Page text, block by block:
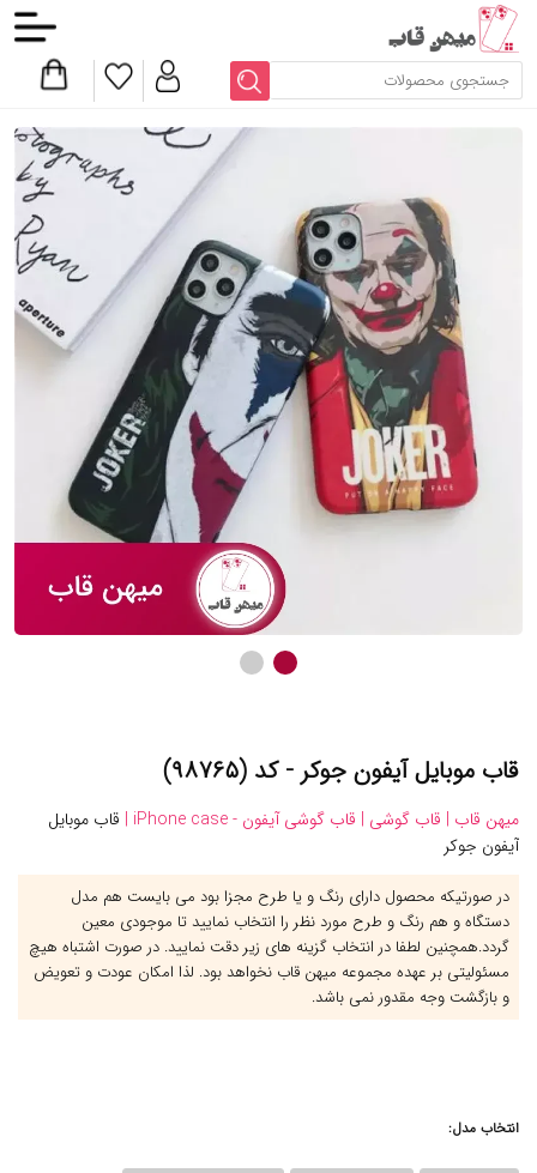
قاب موبایل آیفون جوکر - کد (۹۸۷۶۵)
میهن قاب | قاب گوشی | قاب گوشی آیفون - iPhone case |
قاب موبایل
آیفون جوکر
در صورتیکه محصول دارای رنگ و یا طرح مجزا بود می بایست هم مدل
دستگاه و هم رنگ و طرح مورد نظر را انتخاب نمایید تا موجودی معین
گردد.همچنین لطفا در انتخاب گزینه های زیر دقت نمایید. در صورت اشتباه هیچ
مسئولیتی بر عهده مجموعه میهن قاب نخواهد بود. لذا امکان عودت و تعویض
و بازگشت وجه مقدور نمی باشد.
انتخاب مدل: